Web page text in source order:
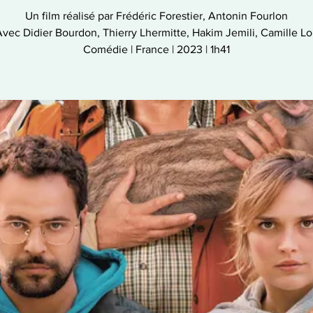
Un film réalisé par Frédéric Forestier, Antonin Fourlon
Didier Bourdon, Thierry Lhermitte, Hakim Jemili, Camille
Comédie | France | 2023 | 1h41